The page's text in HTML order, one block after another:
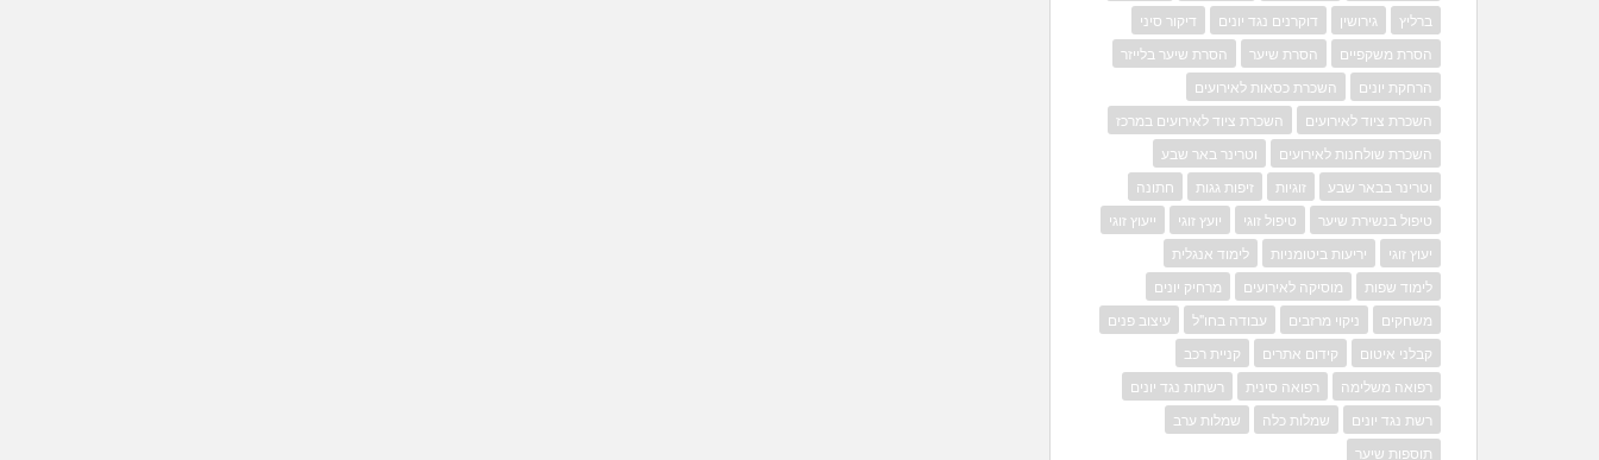
ברליץ
גירושין דוקרנים נגד יונים
דיקור סיני
הסרת משקפיים
הסרת שיער
הסרת שיער בלייזר
הרחקת יונים
השכרת כסאות לאירועים
השכרת ציוד לאירועים
השכרת ציוד לאירועים במרכז
השכרת שולחנות לאירועים
וטרינר באר שבע
וטרינר בבאר שבע
זוגיות זיפות גגות
חתונה
טיפול בנשירת שיער
טיפול זוגי יועץ זוגי
ייעוץ זוגי
יעוץ זוגי
יריעות ביטומניות
לימוד אנגלית
לימוד שפות
מוסיקה לאירועים
מרחיק יונים
משחקים
ניקוי מרזבים עבודה בחו"ל
עיצוב פנים
קבלני איטום
קידום אתרים
קניית רכב
רפואה משלימה
רפואה סינית
רשתות נגד יונים
רשת נגד יונים
שמלות כלה
שמלות ערב
תוספות שיער